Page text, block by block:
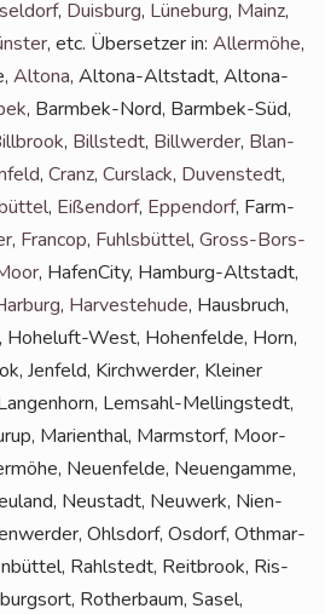
, Duis­burg, Lüne­burg, Mainz,
, etc. Über­set­zer in:Aller­mö­he,
Alto­na, Alto­na-Alt­stadt, Alto­na-
, Barm­bek-Nord, Barm­bek-Süd,
, Bill­stedt, Bill­wer­der, Blan­
,Cranz,Curs­lack, Duven­stedt,
, Eißen­dorf, Eppen­dorf, Farm­
, Fran­cop, Fuhls­büt­tel,Gross-Bors­
, Hafen­Ci­ty, Ham­burg-Alt­stadt,
, Har­ve­ste­hu­de, Haus­bruch,
West, Hohen­fel­de, Horn,
Jen­feld, Kirch­wer­der, Klei­ner
Lem­sahl-Mel­ling­s­tedt,
Mari­en­thal, Marmstorf, Moor­
Neu­en­fel­de, Neu­en­gam­me,
Neu­stadt, Neu­werk, Nien­
Ohls­dorf, Osdorf, Oth­mar­
Rahl­stedt, Reit­brook, Ris­
Rother­baum, Sasel,